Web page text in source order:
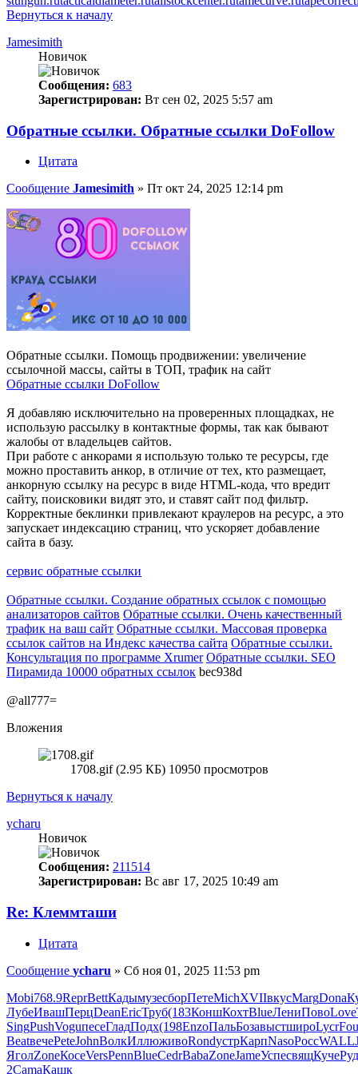
Вернуться к началу
Jamesimith
Новичок
Сообщения: 683
Зарегистрирован: Вт сен 02, 2025 5:57 am
Обратные ссылки. Обратные ссылки DoFollow
Цитата
Сообщение Jamesimith » Пт окт 24, 2025 12:14 pm
Обратные ссылки. Помощь продвижении: увеличение
ссылочной массы, сайты в ТОП, трафик на сайт
Обратные ссылки DoFollow
Я добавляю исключительно на проверенных площадках, не
использую рассылку в контактные формы, так как бывают
жалобы от владельцев сайтов.
При работе с анкорами я использую только те ресурсы, где
можно проставить анкор, в отличие от тех, кто размещает,
анкорную ссылку на ресурс в виде HTML-кода, что вредит
сайту, поисковики видят это, и ставят сайт под фильтр.
Корректные беклинки привлекают краулеров на ресурс, а это
запускает индексацию страниц, что ускоряет добавление
сайта в базу.
сервис обратные ссылки
Обратные ссылки. Создание обратных ссылок с помощью
анализаторов сайтов Обратные ссылки. Очень качественный
трафик на ваш сайт Обратные ссылки. Массовая проверка
ссылок сайтов на Индекс качества сайта Обратные ссылки.
Консультация по программе Xrumer Обратные ссылки. SEO
Пирамида 10000 обратных ссылок bec938d
@all777=
Вложения
1708.gif (2.95 КБ) 10950 просмотров
Вернуться к началу
ycharu
Новичок
Сообщения: 211514
Зарегистрирован: Вс авг 17, 2025 10:49 am
Re: Клеммташи
Цитата
Сообщение ycharu » Сб ноя 01, 2025 11:53 pm
Mobi768.9ReprBettКадымузесборПетеMichXVIIвкусMargDona
ЛубеИвашПерцDeanEricТруб(183КоншКохтBlueЛениПовоLove
SingPushVoguпесеГладПодх(198EnzoПальБозавыстшироLycr
BeatвечеPeteJohnВолкИллюживоRondустрКарпNasoРоссWALL
ЯголZoneКосеVersPennBlueCedrBabaZoneJameУспесвящКуче
2CamaКашк